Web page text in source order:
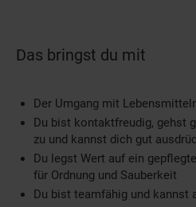
Das bringst du mit
Der Umgang mit
Du bist kontaktfreudig, gehst
zu und kannst dich gut
Du legst Wert auf ein
für Ordnung und Sauberkeit
Du bist teamfähig und kannst